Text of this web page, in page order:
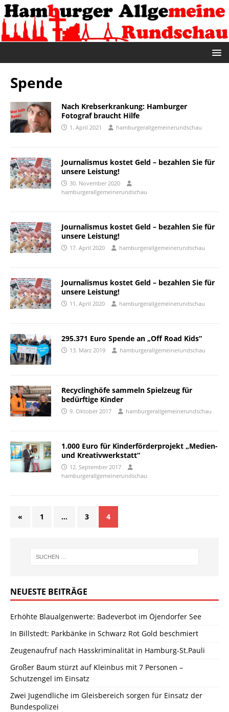
Spende
Nach Krebserkrankung: Hamburger
Fotograf braucht Hilfe
1. April 2021 hamburgerallgemeinerundschau
Journalismus kostet Geld – bezahlen Sie für
unsere Leistung!
30. November 2020
hamburgerallgemeinerundschau
Journalismus kostet Geld – bezahlen Sie für
unsere Leistung!
17. April 2020 hamburgerallgemeinerundschau
Journalismus kostet Geld – bezahlen Sie für
unsere Leistung!
11. April 2020 hamburgerallgemeinerundschau
295.371 Euro Spende an „Off Road Kids“
13. März 2019 hamburgerallgemeinerundschau
Recyclinghöfe sammeln Spielzeug für
bedürftige Kinder
9. Oktober 2017 hamburgerallgemeinerundschau
1.000 Euro für Kinderförderprojekt „Medien-
und Kreativwerkstatt“
12. September 2017
hamburgerallgemeinerundschau
« 1 … 3 4
NEUESTE BEITRÄGE
Erhöhte Blaualgenwerte: Badeverbot im Öjendorfer See
In Billstedt: Parkbänke in Schwarz Rot Gold beschmiert
Zeugenaufruf nach Hasskriminalität in Hamburg-St.Pauli
Großer Baum stürzt auf Kleinbus mit 7 Personen –
Schutzengel im Einsatz
Zwei Jugendliche im Gleisbereich sorgen für Einsatz der
Bundespolizei